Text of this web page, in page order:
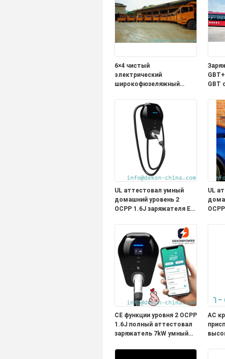
6×4 чистый
электрический
широкофюзеляжный
зарядная версия 423 кВт
емкость загрузки
аккумулятора 60 тонн
GBT
UL аттестовал умный
домашний уровень 2
OCPP 1.6J заряжателя EV
метрами привязывает
выход 48A
UL
CE функции уровня 2 OCPP
1.6J полный аттестовал
заряжатель 7kW умный
соединитель типа 2 с 5
AC